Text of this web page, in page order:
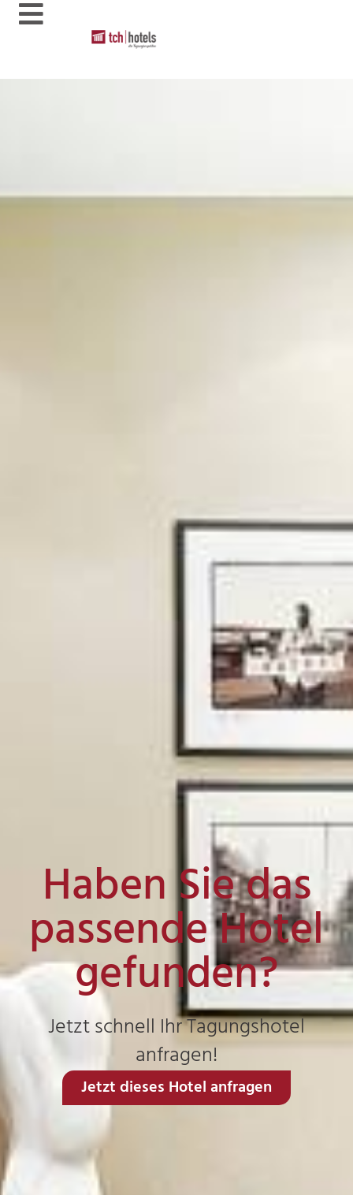
Haben Sie das
passende Hotel
gefunden?
Jetzt schnell Ihr Tagungshotel
anfragen!
Jetzt dieses Hotel anfragen